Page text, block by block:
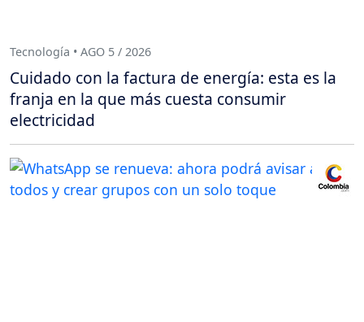
Tecnología • AGO 5 / 2026
Cuidado con la factura de energía: esta es la
franja en la que más cuesta consumir
electricidad